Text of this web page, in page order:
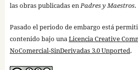
las obras publicadas enPadres y Maestros.
Pasado el periodo de embargo está
contenido bajo unaLicencia Creative
NoComercial-SinDerivadas 3.0 Unported.